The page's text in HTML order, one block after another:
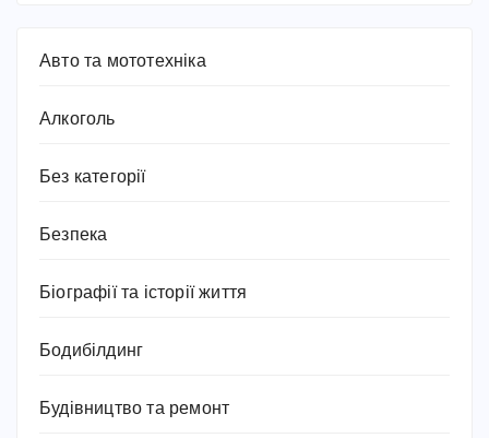
Авто та мототехніка
Алкоголь
Без категорії
Безпека
Біографії та історії життя
Бодибілдинг
Будівництво та ремонт